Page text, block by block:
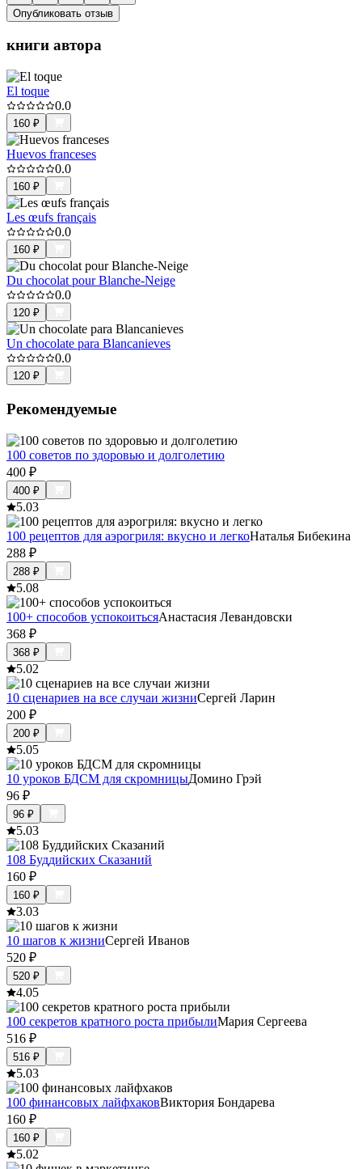
Опубликовать отзыв
книги автора
El toque
0.0
160 ₽
Huevos franceses
0.0
160 ₽
Les œufs français
0.0
160 ₽
Du chocolat pour Blanche-Neige
0.0
120 ₽
Un chocolate para Blancanieves
0.0
120 ₽
Рекомендуемые
100 советов по здоровью и долголетию
400 ₽
400 ₽
5.03
100 рецептов для аэрогриля: вкусно и легкоНаталья Бибекина
288 ₽
288 ₽
5.08
100+ способов успокоитьсяАнастасия Левандовски
368 ₽
368 ₽
5.02
10 сценариев на все случаи жизниСергей Ларин
200 ₽
200 ₽
5.05
10 уроков БДСМ для скромницыДомино Грэй
96 ₽
96 ₽
5.03
108 Буддийских Сказаний
160 ₽
160 ₽
3.03
10 шагов к жизниСергей Иванов
520 ₽
520 ₽
4.05
100 секретов кратного роста прибылиМария Сергеева
516 ₽
516 ₽
5.03
100 финансовых лайфхаковВиктория Бондарева
160 ₽
160 ₽
5.02